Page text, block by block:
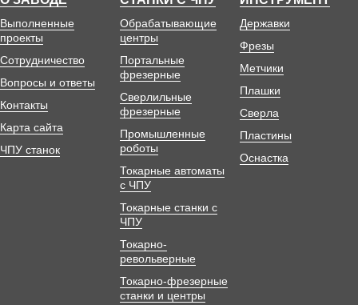
Выполненные
проекты
Сотрудничество
Вопросы и ответы
Контакты
Карта сайта
ЧПУ станок
Обрабатывающие
центры
Портальные
фрезерные
Сверлильные
фрезерные
Промышленные
роботы
Токарные автоматы
с ЧПУ
Токарные станки с
ЧПУ
Токарно-
револьверные
Токарно-фрезерные
станки и центры
Державки
Фрезы
Метчики
Плашки
Сверла
Пластины
Оснастка